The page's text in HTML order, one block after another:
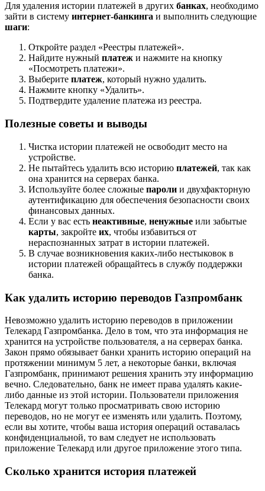
Для удаления истории платежей в других банках, необходимо
зайти в систему интернет-банкинга и выполнить следующие
шаги:
Откройте раздел «Реестры платежей».
Найдите нужный платеж и нажмите на кнопку
«Посмотреть платежи».
Выберите платеж, который нужно удалить.
Нажмите кнопку «Удалить».
Подтвердите удаление платежа из реестра.
Полезные советы и выводы
Чистка истории платежей не освободит место на
устройстве.
Не пытайтесь удалить всю историю платежей, так как
она хранится на серверах банка.
Используйте более сложные пароли и двухфакторную
аутентификацию для обеспечения безопасности своих
финансовых данных.
Если у вас есть неактивные, ненужные или забытые
карты, закройте их, чтобы избавиться от
нераспознанных затрат в истории платежей.
В случае возникновения каких-либо нестыковок в
истории платежей обращайтесь в службу поддержки
банка.
Как удалить историю переводов Газпромбанк
Невозможно удалить историю переводов в приложении
Телекард Газпромбанка. Дело в том, что эта информация не
хранится на устройстве пользователя, а на серверах банка.
Закон прямо обязывает банки хранить историю операций на
протяжении минимум 5 лет, а некоторые банки, включая
Газпромбанк, принимают решения хранить эту информацию
вечно. Следовательно, банк не имеет права удалять какие-
либо данные из этой истории. Пользователи приложения
Телекард могут только просматривать свою историю
переводов, но не могут ее изменять или удалить. Поэтому,
если вы хотите, чтобы ваша история операций оставалась
конфиденциальной, то вам следует не использовать
приложение Телекард или другое приложение этого типа.
Сколько хранится история платежей